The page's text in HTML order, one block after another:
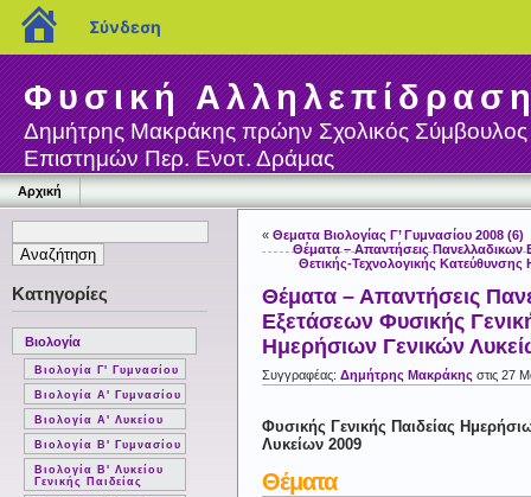
Φυσική
Δημήτρης Μακράκης πρώην Σχολικός
Επιστημών Περ. Ενοτ. Δράμας
Αρχική
Κατηγορίες
Βιολογία
Βιολογία Γ' Γυμνασίου
Βιολογία Α' Γυμνασίου
Βιολογία Α' Λυκείου
Βιολογία Β' Γυμνασίου
Βιολογία Β' Λυκείου
Γενικής Παιδείας
« Θεματα Βιολογίας Γ’ Γυμνασίου 2008 (6)
Θέματα – Απαντήσεις Πανελλαδικων
Θετικής-Τεχνολογικής
Θέματα – Απαντήσεις
Εξετάσεων Φυσικής
Ημερήσιων Γενικών
Συγγραφέας: Δημήτρης Μακράκης στις 27
Φυσικής Γενικής Παιδείας
Λυκείων 2009
Θέματα
blogs.sch.gr
Σύνδεση